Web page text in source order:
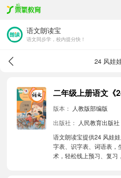
语文朗读宝
语文同步学，校内提分快！
24 风娃
版本： 人教版部编版
出版社：
人民教育出版社
语文朗读宝提供24 风娃
字表、识字表、词语表，
术，轻松线上预习、复习